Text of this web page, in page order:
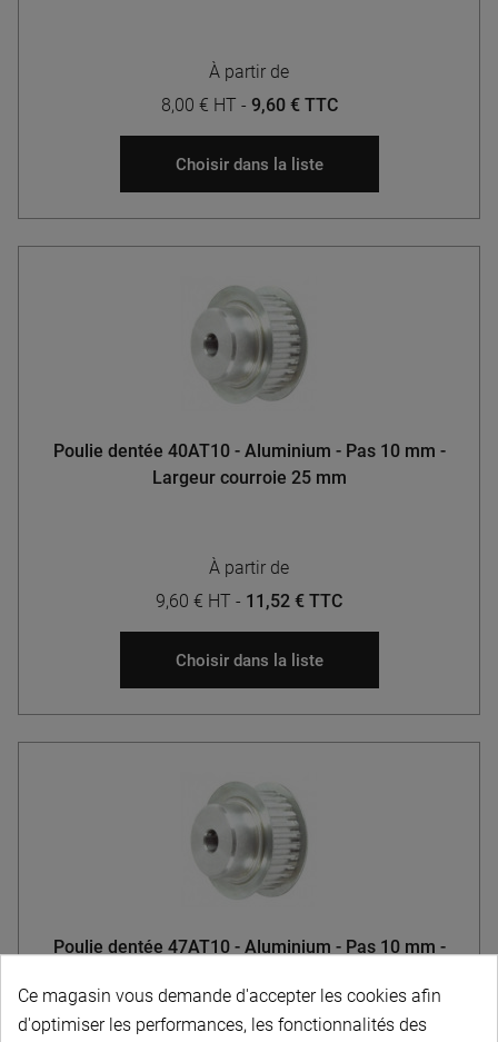
À partir de
8,00 € HT - 9,60 € TTC
Choisir dans la liste
Poulie dentée 40AT10 - Aluminium - Pas 10 mm -
Largeur courroie 25 mm
À partir de
9,60 € HT - 11,52 € TTC
Choisir dans la liste
Poulie dentée 47AT10 - Aluminium - Pas 10 mm -
Ce magasin vous demande d'accepter les cookies afin
d'optimiser les performances, les fonctionnalités des